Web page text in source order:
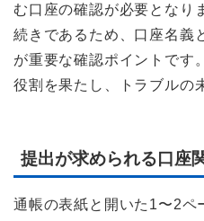
む口座の確認が必要となり
続きであるため、口座名義
が重要な確認ポイントです
役割を果たし、トラブルの
提出が求められる口座
通帳の表紙と開いた1〜2ペ